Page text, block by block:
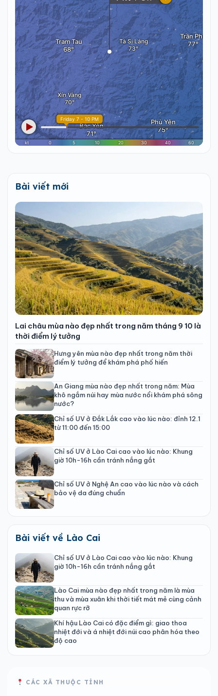
Bài viết mới
Lai châu mùa nào đẹp nhất trong năm tháng 9 10 là
thời điểm lý tưởng
Hưng yên mùa nào đẹp nhất trong năm thời
điểm lý tưởng để khám phá phố hiến
An Giang mùa nào đẹp nhất trong năm: Mùa
khô ngắm núi hay mùa nước nổi khám phá sông
nước?
Chỉ số UV ở Đắk Lắk cao vào lúc nào: đỉnh 12.1
từ 11:00 đến 15:00
Chỉ số UV ở Lào Cai cao vào lúc nào: Khung
giờ 10h-16h cần tránh nắng gắt
Chỉ số UV ở Nghệ An cao vào lúc nào và cách
bảo vệ da đúng chuẩn
Bài viết về Lào Cai
Chỉ số UV ở Lào Cai cao vào lúc nào: Khung
giờ 10h-16h cần tránh nắng gắt
Lào Cai mùa nào đẹp nhất trong năm là mùa
thu và mùa xuân khi thời tiết mát mẻ cùng cảnh
quan rực rỡ
Khí hậu Lào Cai có đặc điểm gì: giao thoa
nhiệt đới và á nhiệt đới núi cao phân hóa theo
độ cao
CÁC XÃ THUỘC TỈNH